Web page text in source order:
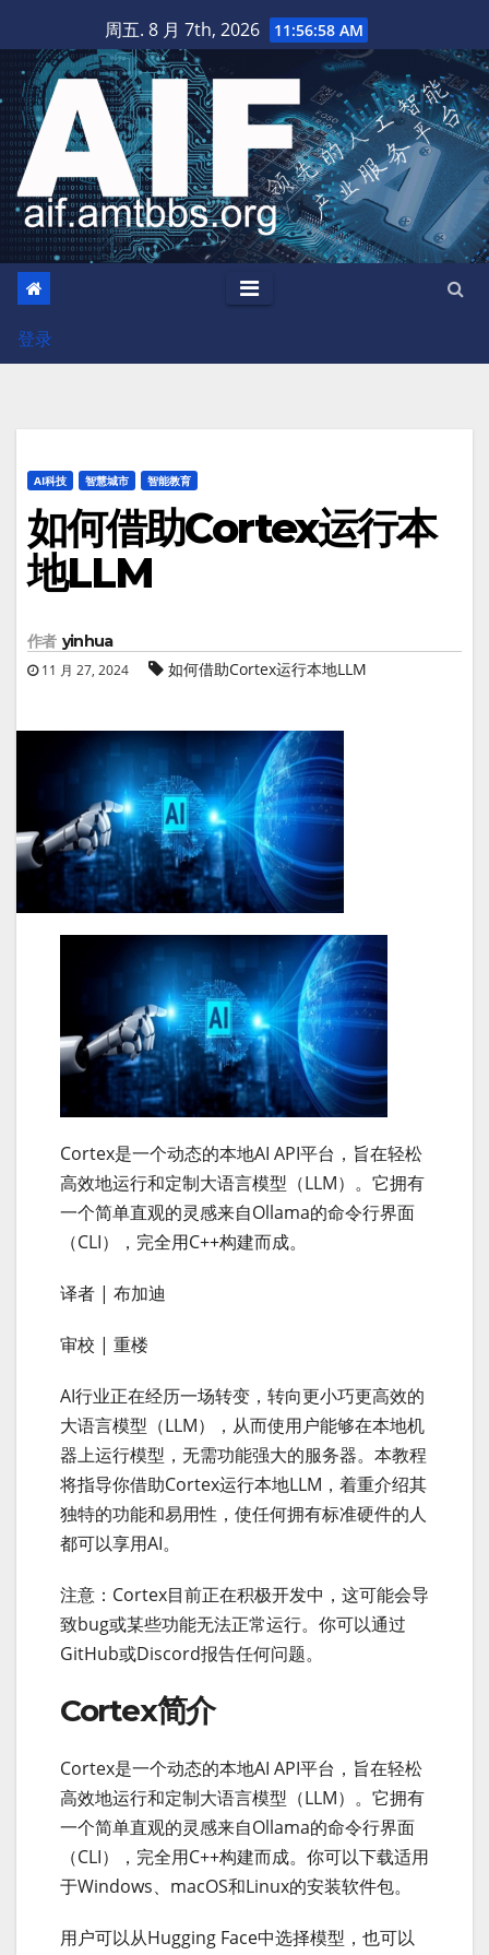
至
内
容
周五. 8 月 7th, 2026 11:56:59 AM
登录
AI科技 智慧城市 智能教育
如何借助Cortex运行本
地LLM
作者 yinhua
11 月 27, 2024 如何借助Cortex运行本地LLM
Cortex是一个动态的本地AI API平台，旨在轻松
高效地运行和定制大语言模型（LLM）。它拥有
一个简单直观的灵感来自Ollama的命令行界面
（CLI），完全用C++构建而成。
译者 | 布加迪
审校 | 重楼
AI行业正在经历一场转变，转向更小巧更高效的
大语言模型（LLM），从而使用户能够在本地机
器上运行模型，无需功能强大的服务器。本教程
将指导你借助Cortex运行本地LLM，着重介绍其
独特的功能和易用性，使任何拥有标准硬件的人
都可以享用AI。
注意：Cortex目前正在积极开发中，这可能会导
致bug或某些功能无法正常运行。你可以通过
GitHub或Discord报告任何问题。
Cortex简介
Cortex是一个动态的本地AI API平台，旨在轻松
高效地运行和定制大语言模型（LLM）。它拥有
一个简单直观的灵感来自Ollama的命令行界面
（CLI），完全用C++构建而成。你可以下载适用
于Windows、macOS和Linux的安装软件包。
用户可以从Hugging Face中选择模型，也可以